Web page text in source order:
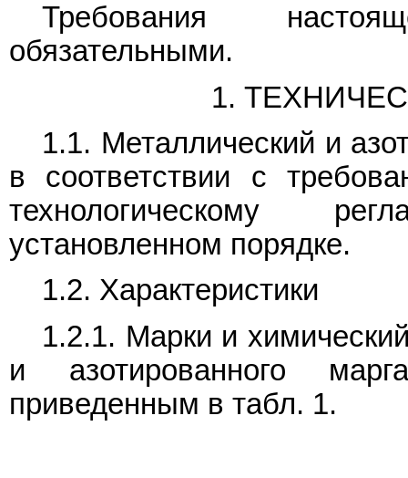
Требования
обязательными.
1.
1.1. Металлический и
в соответствии с
технологическому
установленном порядке.
1.2. Характеристики
1.2.1. Марки и
и азотированного
приведенным в табл. 1.